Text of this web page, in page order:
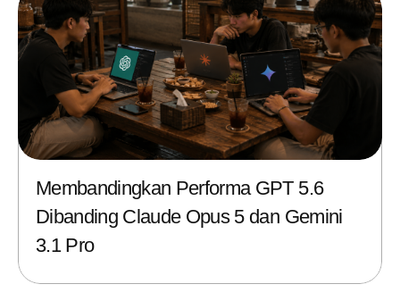
Membandingkan Performa GPT 5.6
Dibanding Claude Opus 5 dan Gemini
3.1 Pro